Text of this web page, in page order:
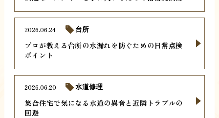
プロが教える台所の水漏れを防ぐための日常点検
ポイント
2026.06.24 台所
集合住宅で気になる水道の異音と近隣トラブルの
回避
2026.06.20 水道修理